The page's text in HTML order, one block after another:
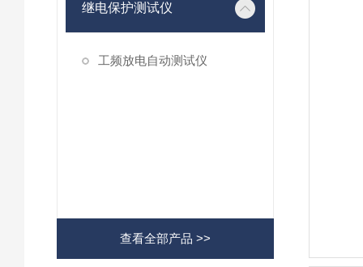
继电保护测试仪
工频放电自动测试仪
查看全部产品 >>